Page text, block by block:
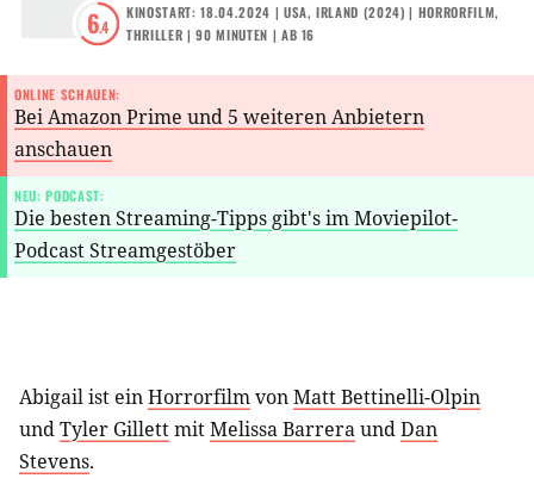
6.4
KINOSTART: 18.04.2024 | USA,IRLAND (2024) | HORRORFILM,
THRILLER | 90 MINUTEN | AB 16
ONLINE SCHAUEN:
Bei Amazon Prime und 5 weiteren Anbietern
anschauen
NEU: PODCAST:
Die besten Streaming-Tipps gibt's im Moviepilot-
Podcast Streamgestöber
Abigail ist einHorrorfilmvonMatt Bettinelli-Olpin
undTyler GillettmitMelissa BarreraundDan
Stevens.